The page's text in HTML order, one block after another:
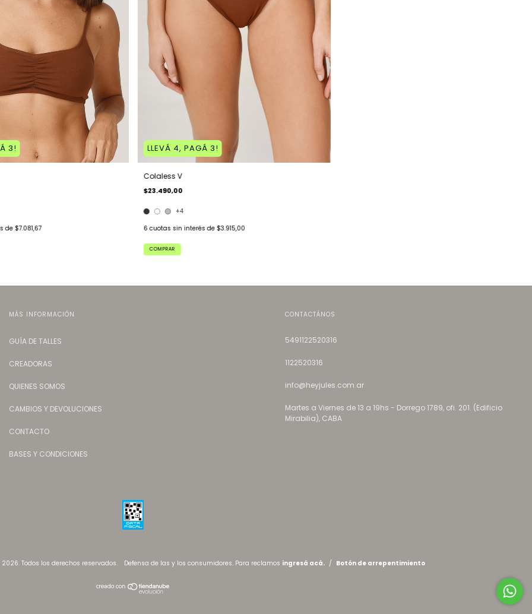
3!
de$7.081,67
LLEVÁ 4, PAGÁ 3!
Colaless V
$23.490,00
+4
6 cuotas sin interés de $3.915,00
COMPRAR
MÁS INFORMACIÓN
GUÍA DE TALLES
CREADORAS
QUIENES SOMOS
CAMBIOS Y DEVOLUCIONES
CONTACTO
BASES Y CONDICIONES
CONTACTÁNOS
5491122520316
1122520316
info@heyjules.com.ar
Martes a Viernes de 13 a 19hs - Dorrego 1789, ofi. 201. (Edificio
Mirabilia), CABA
Todos los derechos reservados. Defensa de las y los consumidores. Para reclamos ingresá acá. / Botón de arrepentimiento